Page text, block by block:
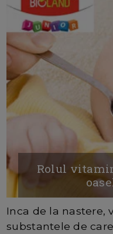
Rolul
Inca de la nastere,
substantele de